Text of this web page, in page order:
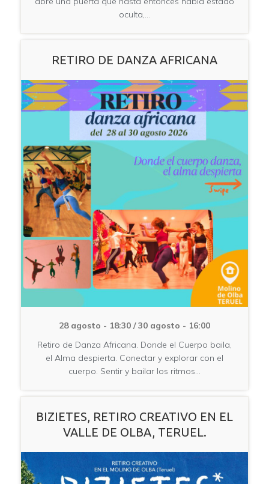
oculta,…
RETIRO DE DANZA AFRICANA
28 agosto - 18:30 /30 agosto - 16:00
Retiro de Danza Africana. Donde el Cuerpo baila,
el Alma despierta. Conectar y explorar con el
cuerpo. Sentir y bailar los ritmos…
BIZIETES, RETIRO CREATIVO EN EL
VALLE DE OLBA, TERUEL.